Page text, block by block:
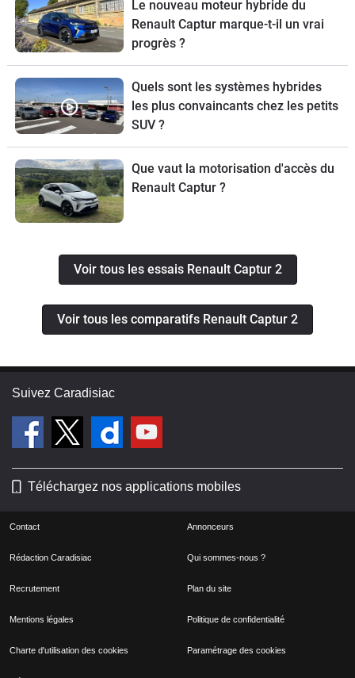
Le nouveau moteur hybride du
Renault Captur marque-t-il un vrai
progrès ?
Quels sont les systèmes hybrides
les plus convaincants chez les petits
SUV ?
Que vaut la motorisation d'accès du
Renault Captur ?
Voir tous les essais Renault Captur 2
Voir tous les comparatifs Renault Captur 2
Suivez Caradisiac
Téléchargez nos applications mobiles
Contact Annonceurs
Rédaction Caradisiac Qui sommes-nous ?
Recrutement Plan du site
Mentions légales Politique de confidentialité
Charte d'utilisation des cookies Paramétrage des cookies